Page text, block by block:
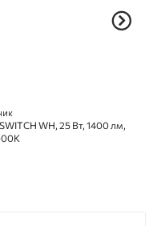
WH, 25 Вт, 1400 лм,